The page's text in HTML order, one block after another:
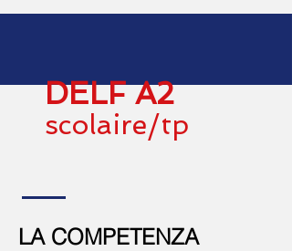
DELF A2
scolaire/tp
LA COMPETENZA